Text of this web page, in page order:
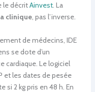
le décritAinvest. La
clinique, pas l’inverse.
de médecins, IDE
se dote d’un
cardiaque. Le logiciel
et les dates de pesée
si 2 kg pris en 48 h. En